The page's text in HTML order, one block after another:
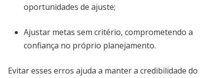
oportunidades de ajuste;
Ajustar metas sem critério, comprometendo a
confiança no próprio planejamento.
Evitar esses erros ajuda a manter a credibilidade do